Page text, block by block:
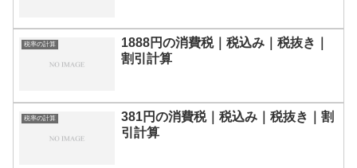
税率の計算
1888円の消費税｜税込み｜税抜き｜
割引計算
税率の計算
381円の消費税｜税込み｜税抜き｜割
引計算